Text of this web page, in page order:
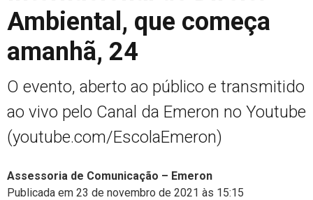
Ambiental, que começa
amanhã, 24
O evento, aberto ao público e transmitido
ao vivo pelo Canal da Emeron no Youtube
(youtube.com/EscolaEmeron)
Assessoria de Comunicação – Emeron
Publicada em 23 de novembro de 2021 às 15:15